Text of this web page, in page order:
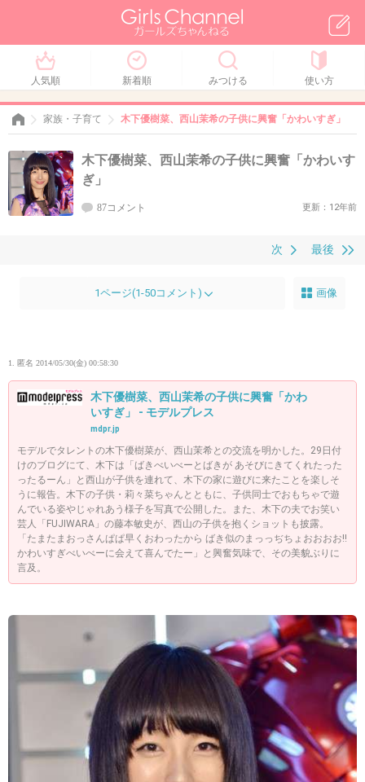
人気順 新着順 みつける 使い方
家族・子育て 木下優樹菜、西山茉希の子供に興奮「かわいすぎ」
木下優樹菜、西山茉希の子供に興奮「かわいす
ぎ」
87コメント 更新：12年前
最後
次
1ページ(1-50コメント) 画像
1. 匿名 2014/05/30(金) 00:58:30
木下優樹菜、西山茉希の子供に興奮「かわ
いすぎ」 - モデルプレス
mdpr.jp
モデルでタレントの木下優樹菜が、西山茉希との交流を明かした。29日付
けのブログにて、木下は「ばきべいべーとばきが あそびにきてくれたった
ったるーん」と西山が子供を連れて、木下の家に遊びに来たことを楽しそ
うに報告。木下の子供・莉々菜ちゃんとともに、子供同士でおもちゃで遊
んでいる姿やじゃれあう様子を写真で公開した。また、木下の夫でお笑い
芸人「FUJIWARA」の藤本敏史が、西山の子供を抱くショットも披露。
「たまたまおっさんぱぱ早くおわったから ばき似のまっっぢちょおおおお!!
かわいすぎべいべーに会えて喜んでたー」と興奮気味で、その美貌ぶりに
言及。